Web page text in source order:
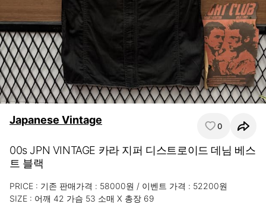
Japanese Vintage 0
00s JPN VINTAGE 카라 지퍼 디스트로이드 데님 베스
트 블랙
PRICE : 기존 판매가격 : 58000원 / 이벤트 가격 : 52200원
SIZE : 어깨 42 가슴 53 소매 X 총장 69